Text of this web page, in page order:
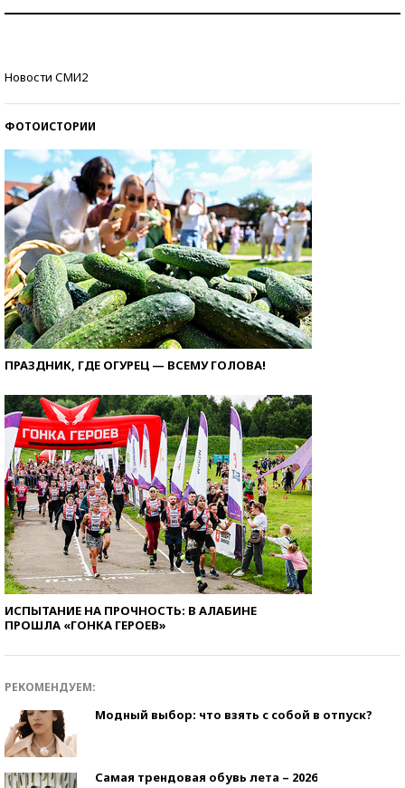
Новости СМИ2
ФОТОИСТОРИИ
ПРАЗДНИК, ГДЕ ОГУРЕЦ — ВСЕМУ ГОЛОВА!
ИСПЫТАНИЕ НА ПРОЧНОСТЬ: В АЛАБИНЕ
ПРОШЛА «ГОНКА ГЕРОЕВ»
РЕКОМЕНДУЕМ:
Модный выбор: что взять с собой в отпуск?
Самая трендовая обувь лета – 2026